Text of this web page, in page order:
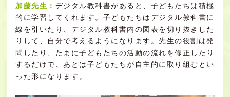
加藤先生： デジタル教科書があると、子どもたちは積極
的に学習してくれます。子どもたちはデジタル教科書に
線を引いたり、デジタル教科書内の図表を切り抜きした
りして、自分で考えるようになります。先生の役割は発
問したり、たまに子どもたちの活動の流れを修正したり
するだけで、あとは子どもたちが自主的に取り組むとい
った形になります。